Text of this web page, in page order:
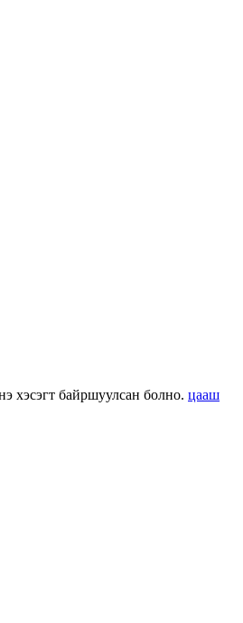
хэсэгт байршуулсан болно. цааш